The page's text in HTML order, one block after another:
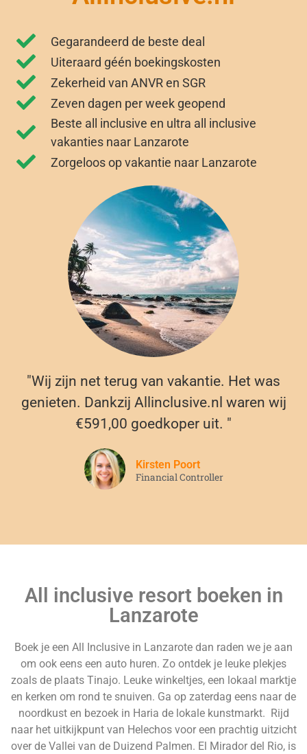
Gegarandeerd de beste deal
Uiteraard géén boekingskosten
Zekerheid van ANVR en SGR
Zeven dagen per week geopend
Beste all inclusive en ultra all inclusive
vakanties naar Lanzarote
Zorgeloos op vakantie naar Lanzarote
"Wij zijn net terug van vakantie. Het was
genieten. Dankzij Allinclusive.nl waren wij
€591,00 goedkoper uit. "
Kirsten Poort
Financial Controller
All inclusive resort boeken in
Lanzarote
Boek je een All Inclusive in Lanzarote dan raden we je aan
om ook eens een auto huren. Zo ontdek je leuke plekjes
zoals de plaats Tinajo. Leuke winkeltjes, een lokaal marktje
en kerken om rond te snuiven. Ga op zaterdag eens naar de
noordkust en bezoek in Haria de lokale kunstmarkt. Rijd
naar het uitkijkpunt van Helechos voor een prachtig uitzicht
over de Vallei van de Duizend Palmen. El Mirador del Rio, is